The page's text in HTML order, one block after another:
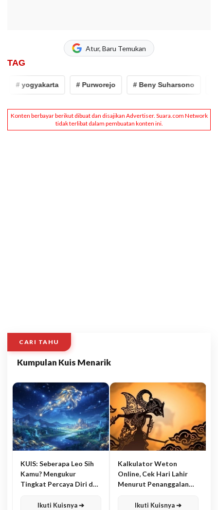
Atur, Baru Temukan
TAG
# yogyakarta # Purworejo # Beny Suharsono
CARI TAHU
Kumpulan Kuis Menarik
KUIS: Seberapa Leo Sih
Kamu? Mengukur
Tingkat Percaya Diri dan
Ikuti Kuisnya ➔
Kalkulator Weton
Online, Cek Hari Lahir
Menurut Penanggalan
Ikuti Kuisnya ➔